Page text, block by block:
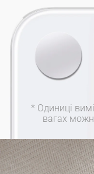
* Одиниці
вагах